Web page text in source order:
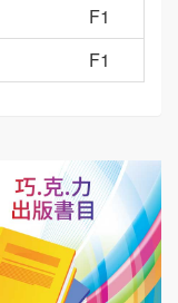
F1
F1